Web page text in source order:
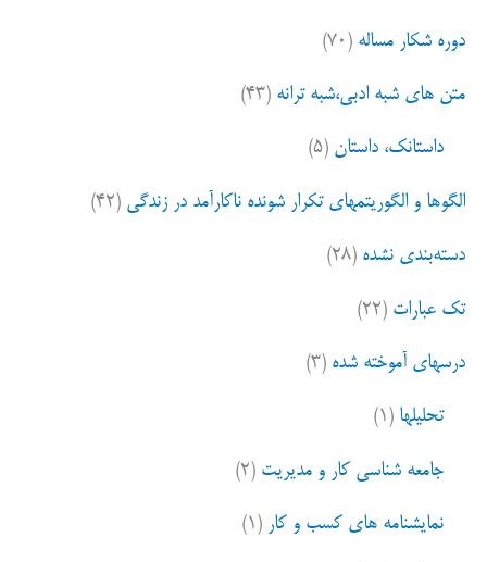
پیامدهای
در
جامعه
ب
ا
دوره شکار مساله (۷۰)
متن های شبه ادبی،شبه ترانه (۴۳)
داستانک، داستان (۵)
الگوها و الگوریتمهای تکرار شونده ناکارآمد در زندگی (۴۲)
دسته‌بندی نشده (۲۸)
تک عبارات (۲۲)
درسهای آموخته شده (۳)
تحلیلها (۱)
جامعه شناسی کار و مدیریت (۲)
نمایشنامه های کسب و کار (۱)